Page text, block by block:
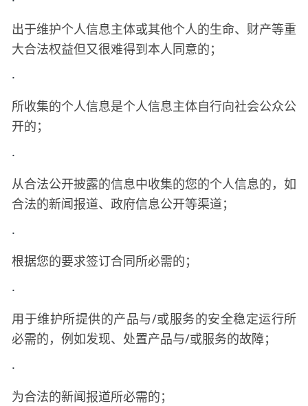
出于维护个人信息主体或其他个人的生命、财产等重
大合法权益但又很难得到本人同意的；
·
所收集的个人信息是个人信息主体自行向社会公众公
开的；
·
从合法公开披露的信息中收集的您的个人信息的，如
合法的新闻报道、政府信息公开等渠道；
·
根据您的要求签订合同所必需的；
·
用于维护所提供的产品与/或服务的安全稳定运行所
必需的，例如发现、处置产品与/或服务的故障；
·
为合法的新闻报道所必需的；